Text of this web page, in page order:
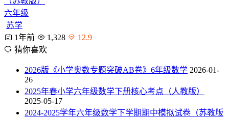
六年级
苏学
1年前
1,328
12.9
猜你喜欢
2026版《小学奥数专题突破AB卷》6年级数学 2026-01-
26
2025年春小学六年级数学下册核心考点（人教版）
2025-05-17
2024-2025学年六年级数学下学期期中模拟试卷（苏教版